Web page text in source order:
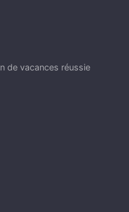
de vacances réussie